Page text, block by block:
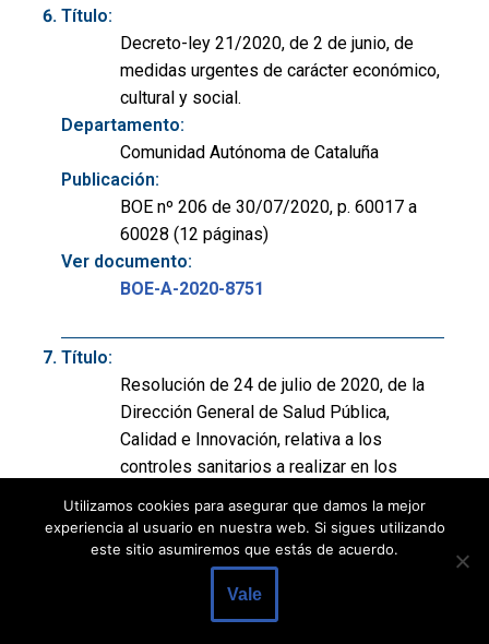
Título:
Decreto-ley 21/2020, de 2 de junio, de
medidas urgentes de carácter económico,
cultural y social.
Departamento:
Comunidad Autónoma de Cataluña
Publicación:
BOE nº 206 de 30/07/2020, p. 60017 a
60028 (12 páginas)
Ver documento:
BOE-A-2020-8751
Título:
Resolución de 24 de julio de 2020, de la
Dirección General de Salud Pública,
Calidad e Innovación, relativa a los
controles sanitarios a realizar en los
la Resolución de 29 de junio de 2020.
Departamento:
Ministerio de Sanidad
Utilizamos cookies para asegurar que damos la mejor
experiencia al usuario en nuestra web. Si sigues utilizando
este sitio asumiremos que estás de acuerdo.
Vale